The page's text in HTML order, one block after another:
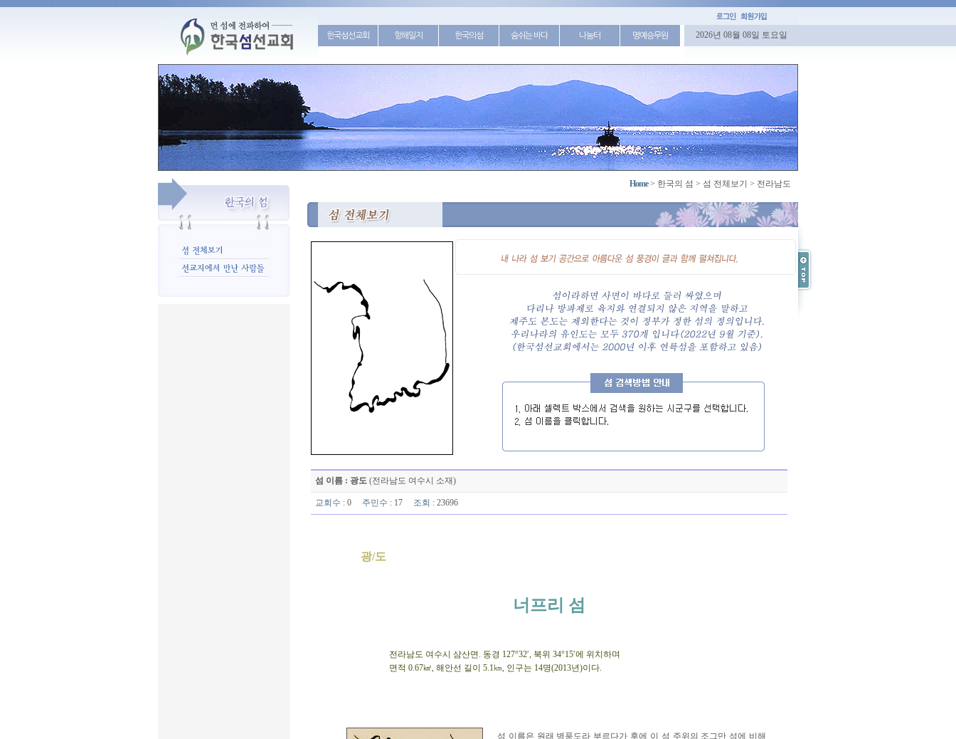
한국섬선교회 항해일지 한국의섬 숨쉬는 바다 나눔터 명예승무원 2026년 08월 08일 토요일
Home> 한국의 섬 > 섬 전체보기 > 전라남도
섬 이름 : 광도 (전라남도 여수시 소재)
교회수 : 0 주민수 : 17 조회 : 23696
광/도
너프리 섬
전라남도 여수시 삼산면. 동경 127°32′, 북위 34°15′에 위치하며
면적 0.67㎢, 해안선 길이 5.1㎞, 인구는 14명(2013년)이다.
섬 이름은 원래 병풍도라 부르다가 후에 이 섬 주위의 조그만 섬에 비해